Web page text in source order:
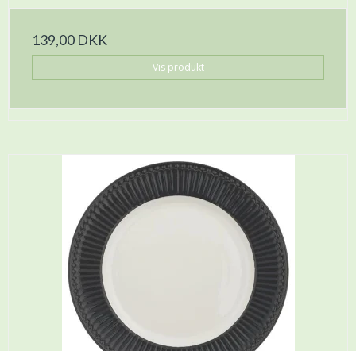
139,00 DKK
Vis produkt